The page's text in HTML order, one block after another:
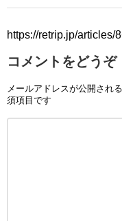
https://retrip.jp/articles/
コメントをどうぞ
メールアドレスが公開され
須項目です